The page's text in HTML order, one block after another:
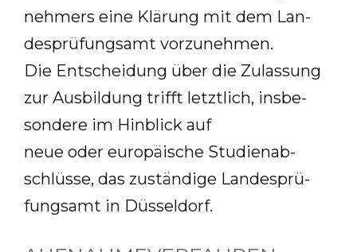
neh­mers ei­ne Klä­rung mit dem Lan­
des­prü­fungs­amt vor­zu­neh­men.
Die Ent­schei­dung über die Zu­las­sung
zur Aus­bil­dung trifft letzt­lich, ins­be­
son­de­re im Hin­blick auf
neue oder eu­ro­päi­sche Stu­di­en­ab­
schlüs­se, das zu­stän­di­ge Lan­des­prü­
fungs­amt in Düs­sel­dorf.